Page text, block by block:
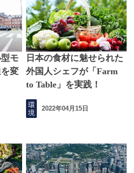
モ
変
日本の食材に魅せられた
外国人シェフが「Farm
to Table」を実践！
環
境
2022年04月15日